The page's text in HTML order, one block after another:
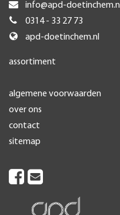
info@apd-doetinchem.nl
0314 - 33 27 73
apd-doetinchem.nl
assortiment
algemene voorwaarden
over ons
contact
sitemap